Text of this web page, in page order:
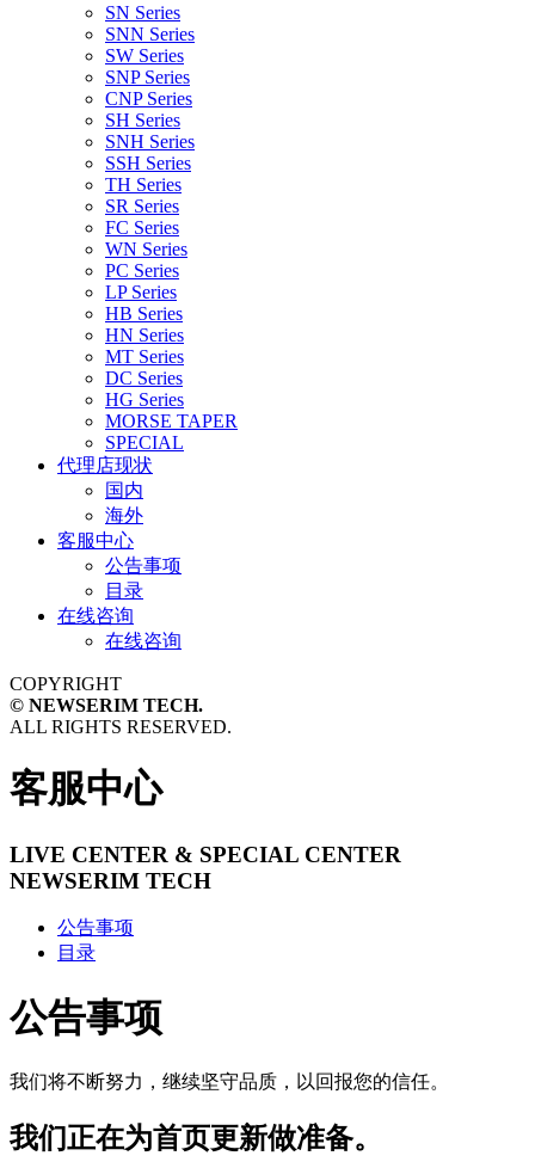
SN Series
SNN Series
SW Series
SNP Series
CNP Series
SH Series
SNH Series
SSH Series
TH Series
SR Series
FC Series
WN Series
PC Series
LP Series
HB Series
HN Series
MT Series
DC Series
HG Series
MORSE TAPER
SPECIAL
代理店现状
国内
海外
客服中心
公告事项
目录
在线咨询
在线咨询
COPYRIGHT
© NEWSERIM TECH.
ALL RIGHTS RESERVED.
客服中心
LIVE CENTER & SPECIAL CENTER
NEWSERIM TECH
公告事项
目录
公告事项
我们将不断努力，继续坚守品质，以回报您的信任。
我们正在为首页更新做准备。